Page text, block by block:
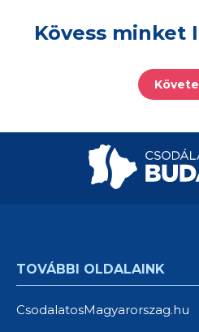
Kövess minket
TOVÁBBI OLDALAINK
CsodalatosMagyarorszag.hu